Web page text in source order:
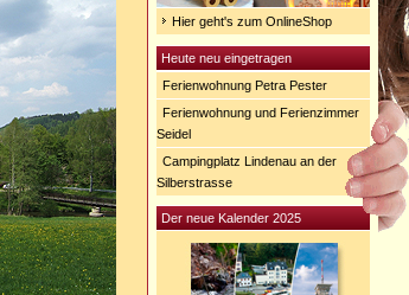
Hier geht's zum OnlineShop
Heute neu eingetragen
Ferienwohnung Petra Pester
Ferienwohnung und Ferienzimmer
Seidel
Campingplatz Lindenau an der
Silberstrasse
Der neue Kalender 2025